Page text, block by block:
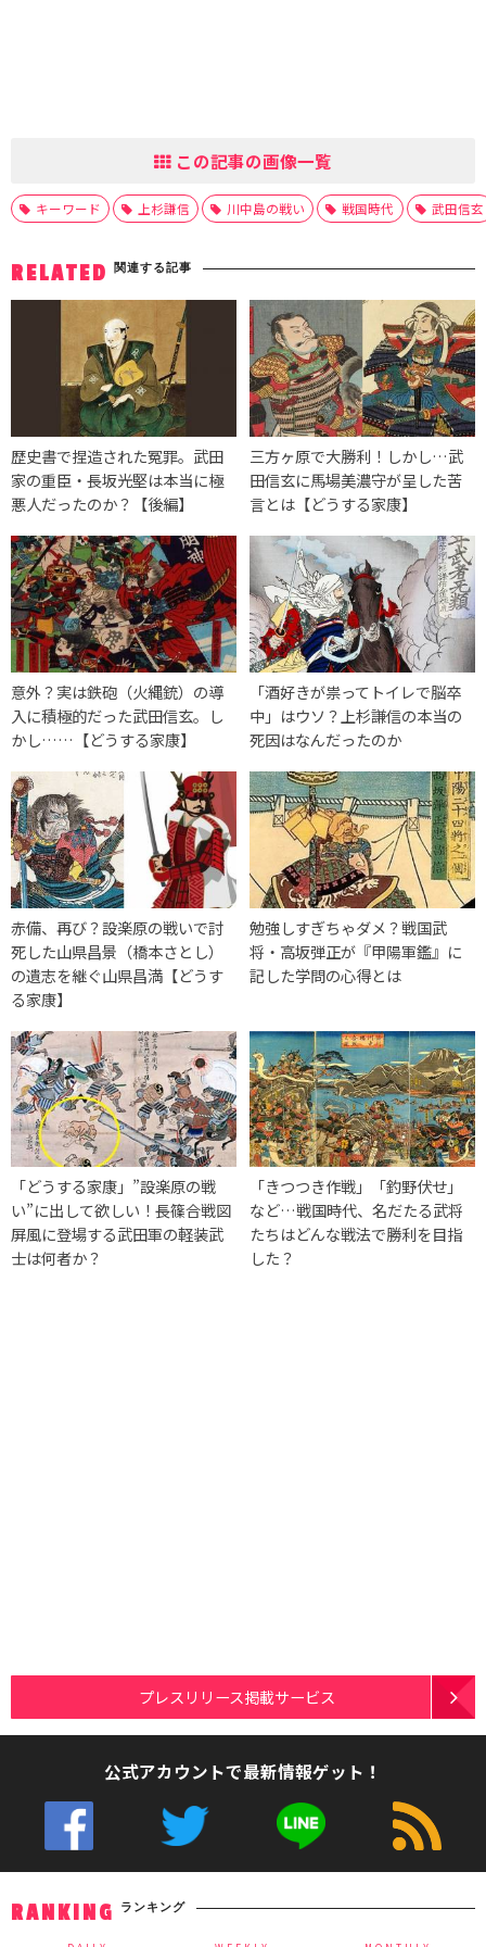
この記事の画像一覧
キーワード 上杉謙信 川中島の戦い 戦国時代 武田信玄
RELATED 関連する記事
歴史書で捏造された冤罪。武田
家の重臣・長坂光堅は本当に極
悪人だったのか？【後編】
三方ヶ原で大勝利！しかし…武
田信玄に馬場美濃守が呈した苦
言とは【どうする家康】
意外？実は鉄砲（火縄銃）の導
入に積極的だった武田信玄。し
かし……【どうする家康】
「酒好きが祟ってトイレで脳卒
中」はウソ？上杉謙信の本当の
死因はなんだったのか
赤備、再び？設楽原の戦いで討
死した山県昌景（橋本さとし）
の遺志を継ぐ山県昌満【どうす
る家康】
勉強しすぎちゃダメ？戦国武
将・高坂弾正が『甲陽軍鑑』に
記した学問の心得とは
「どうする家康」”設楽原の戦
い”に出して欲しい！長篠合戦図
屏風に登場する武田軍の軽装武
士は何者か？
「きつつき作戦」「釣野伏せ」
など…戦国時代、名だたる武将
たちはどんな戦法で勝利を目指
した？
プレスリリース掲載サービス
公式アカウントで最新情報ゲット！
RANKING ランキング